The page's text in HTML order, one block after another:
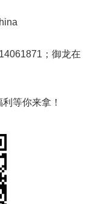
；御龙在
等你来拿！